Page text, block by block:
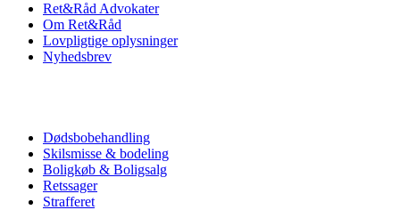
Ret&Råd Advokater
Om Ret&Råd
Lovpligtige oplysninger
Nyhedsbrev
Dødsbobehandling
Skilsmisse & bodeling
Boligkøb & Boligsalg
Retssager
Strafferet